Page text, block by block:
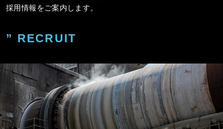
採用情報をご案内します。
” RECRUIT